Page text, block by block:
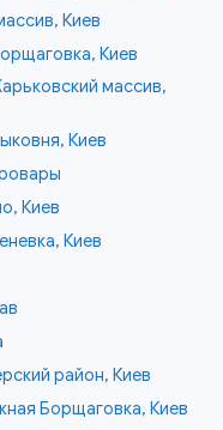
Киев
Киев
массив,
Киев
Киев
Киев
район, Киев
Борщаговка, Киев